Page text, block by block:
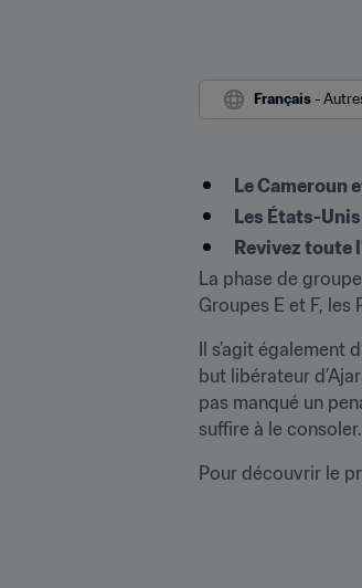
Français -
Le Cameroun
Les États-
Revivez toute
La phase de
Groupes E et F, les
Il s’agit également
but libérateur
pas manqué un
suffire à le consoler.
Pour découvrir le